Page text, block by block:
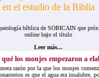
bíblica de SOBICAIN que
online bajo el título
Leer más...
qué los monjes empezaron a
razón por la que los monjes
es que el agua era insalubre,